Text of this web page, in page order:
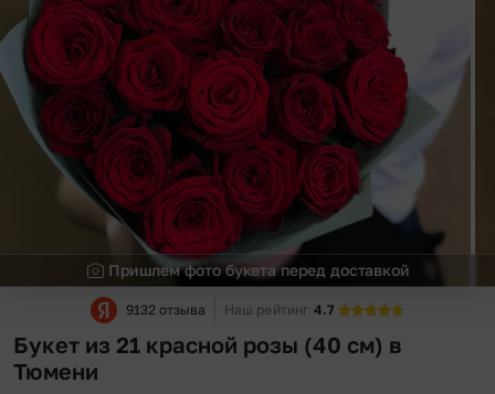
Пришлем фото букета перед доставкой
9132 отзыва Наш рейтинг 4.7
Букет из 21 красной розы (40 см) в
Тюмени